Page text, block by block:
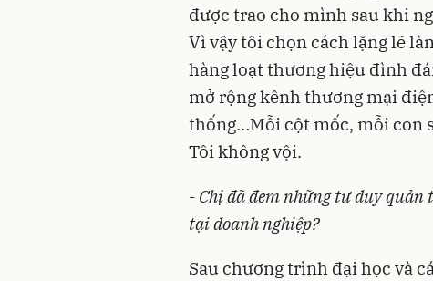
được trao cho mình sau khi
Vì vậy tôi chọn cách lặng lẽ
hàng loạt thương hiệu đình
mở rộng kênh thương mại
thống…Mỗi cột mốc, mỗi con
Tôi không vội.
- Chị đã đem những tư duy quản
tại doanh nghiệp?
Sau chương trình đại học và